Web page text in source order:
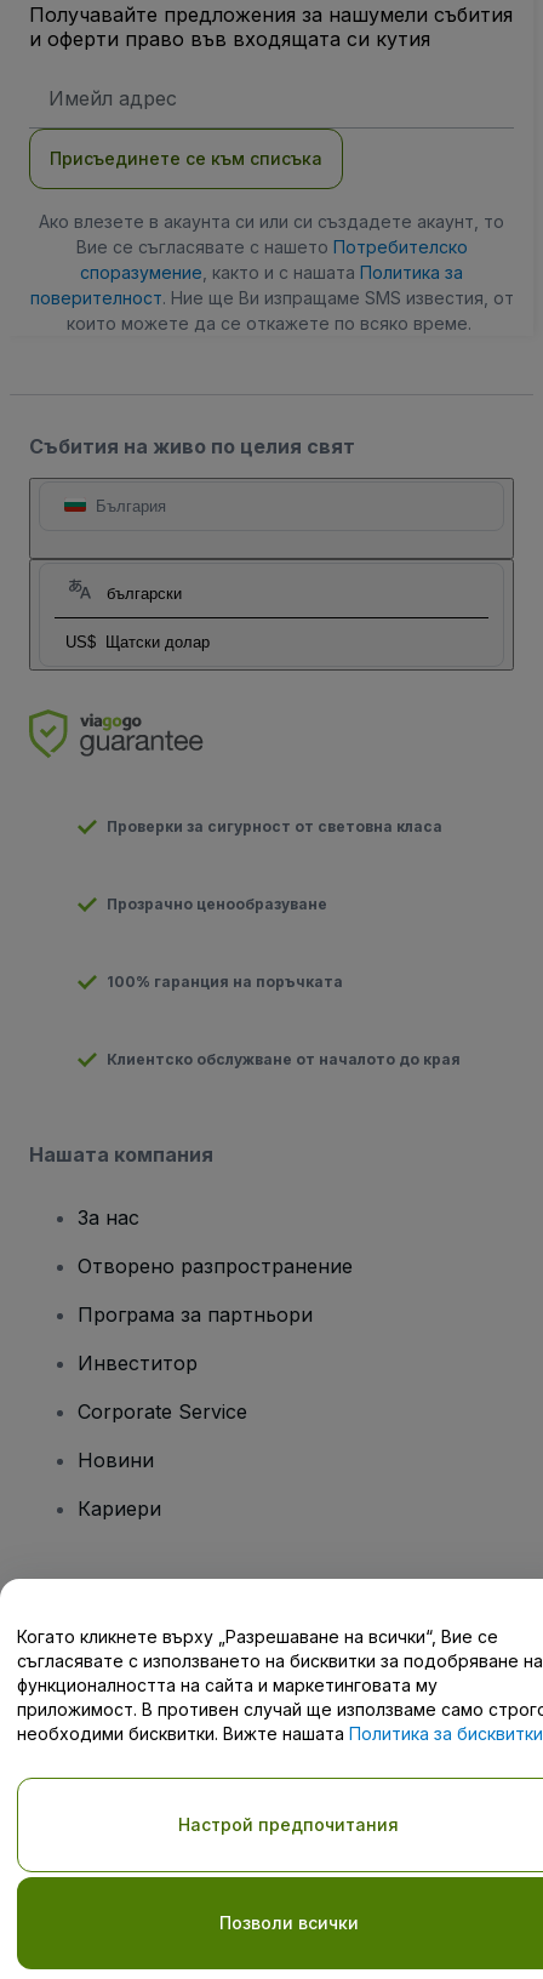
Получавайте предложения за нашумели събития
и оферти право във входящата си кутия
адрес
Присъединете се към списъка
Ако влезете в акаунта си или си създадете акаунт, то
Вие се съгласявате с нашето Потребителско
споразумение , както и с нашата Политика за
поверителност. Ние ще Ви изпращаме SMS известия, от
които можете да се откажете по всяко време.
Събития на живо по целия свят
България
български
US$ Щатски долар
Проверки за сигурност от световна класа
Прозрачно ценообразуване
100% гаранция на поръчката
Клиентско обслужване от началото до края
Нашата компания
За нас
Отворено разпространение
Програма за партньори
Инвеститор
Corporate Service
Новини
Кариери
Помощен център / Свържете се с нас
Политиката за поверителност иПолитиката за
Не споделяйте моята лична информация/Вашите опции за
Когато кликнете върху „Разрешаване на всички“, Вие се
съгласявате с използването на бисквитки за подобряване на
функционалността на сайта и маркетинговата му
приложимост. В противен случай ще използваме само
необходими бисквитки. Вижте нашата Политика за бисквитки
Позволи всички
Настрой предпочитания